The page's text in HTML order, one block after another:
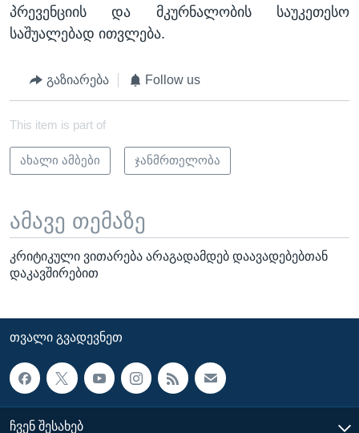
პრევენციის და მკურნალობის საუკეთესო
საშუალებად ითვლება.
გაზიარება Follow us
This item is part of
ახალი ამბები ჯანმრთელობა
ამავე თემაზე
კრიტიკული ვითარება არაგადამდებ დაავადებებთან
დაკავშირებით
ᲗᲕᲐᲚᲘ ᲒᲕᲐᲓᲔᲕᲜᲔᲗ
ᲩᲕᲔᲜ ᲨᲔᲡᲐᲮᲔᲑ